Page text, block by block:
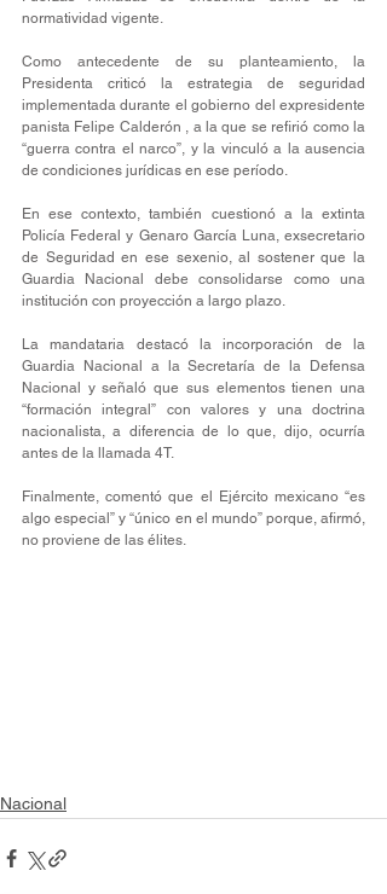
normatividad vigente.
Como antecedente de su planteamiento, la
Presidenta criticó la estrategia de seguridad
implementada durante el gobierno del expresidente
panista Felipe Calderón , a la que se refirió como la
“guerra contra el narco”, y la vinculó a la ausencia
de condiciones jurídicas en ese período.
En ese contexto, también cuestionó a la extinta
Policía Federal y Genaro García Luna, exsecretario
de Seguridad en ese sexenio, al sostener que la
Guardia Nacional debe consolidarse como una
institución con proyección a largo plazo.
La mandataria destacó la incorporación de la
Guardia Nacional a la Secretaría de la Defensa
Nacional y señaló que sus elementos tienen una
“formación integral” con valores y una doctrina
nacionalista, a diferencia de lo que, dijo, ocurría
antes de la llamada 4T.
Finalmente, comentó que el Ejército mexicano “es
algo especial” y “único en el mundo” porque, afirmó,
no proviene de las élites.
Nacional